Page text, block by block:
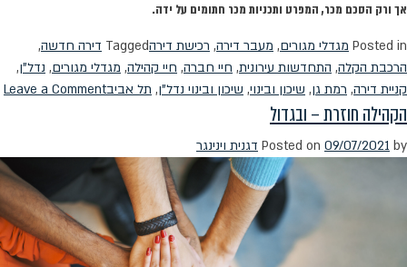
אך ורק הסכם מכר, המפרט ותכניות מכר חתומים על ידה.
Posted in מגדלי מגורים, מעבר דירה, רכישת דירהTagged דירה חדשה,
הרכבת הקלה, התחדשות עירונית, חיי חברה, חיי קהילה, מגדלי מגורים, נדל"ן,
קניית דירה, רמת גן, שיכון ובינוי, שיכון ובינוי נדל"ן, תל אביבLeave a Comment
הקהילה חוזרת – ובגדול
Posted on 09/07/2021 by דגנית וינינגר